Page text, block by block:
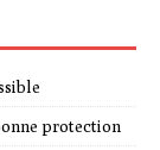
protection